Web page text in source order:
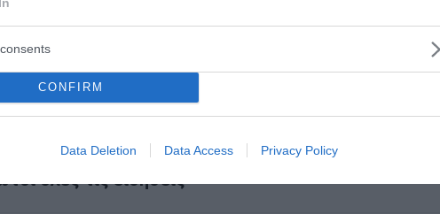
CONFIRM
Data Deletion Data Access Privacy Policy
στην Ελλάδα
Σάμου: Εγκρίθηκαν μελέτες ανακαίνισης, επανέκθεσης και
Lykavitos.gr στο Google News
όλες τις ειδήσεις